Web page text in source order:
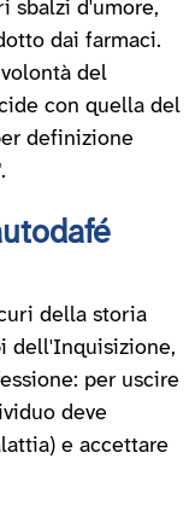
sbalzi d'umore,
dai farmaci.
volontà del
con quella del
definizione
della storia
dell'Inquisizione,
per uscire
deve
e accettare